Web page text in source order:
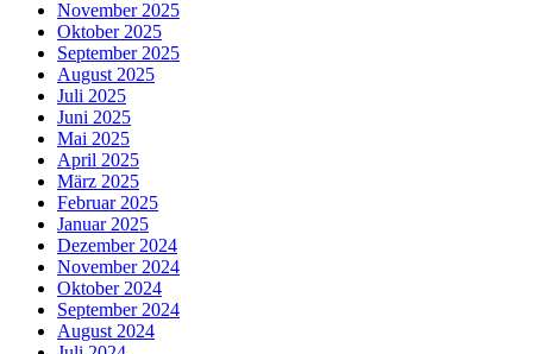
November 2025
Oktober 2025
September 2025
August 2025
Juli 2025
Juni 2025
Mai 2025
April 2025
März 2025
Februar 2025
Januar 2025
Dezember 2024
November 2024
Oktober 2024
September 2024
August 2024